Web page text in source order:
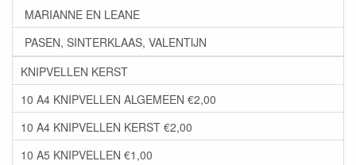
MARIANNE EN LEANE
PASEN, SINTERKLAAS, VALENTIJN
KNIPVELLEN KERST
10 A4 KNIPVELLEN ALGEMEEN €2,00
10 A4 KNIPVELLEN KERST €2,00
10 A5 KNIPVELLEN €1,00